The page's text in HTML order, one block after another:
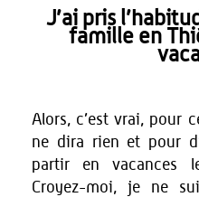
J’ai pris
famille en
Alors, c’est vrai, pour
ne dira rien et pour
partir en vacances
Croyez-moi, je ne